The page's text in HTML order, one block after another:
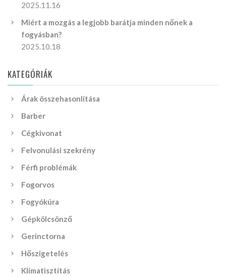
2025.11.16
Miért a mozgás a legjobb barátja minden nőnek a
fogyásban?
2025.10.18
KATEGÓRIÁK
Árak összehasonlítása
Barber
Cégkivonat
Felvonulási szekrény
Férfi problémák
Fogorvos
Fogyókúra
Gépkölcsönző
Gerinctorna
Hőszigetelés
Klímatisztítás